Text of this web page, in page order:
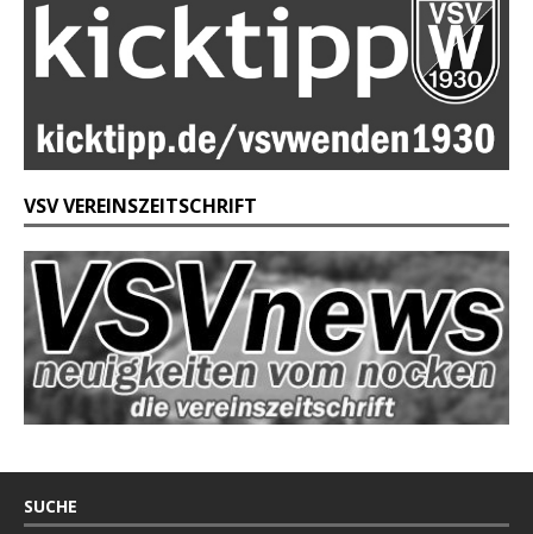
VSV VEREINSZEITSCHRIFT
SUCHE